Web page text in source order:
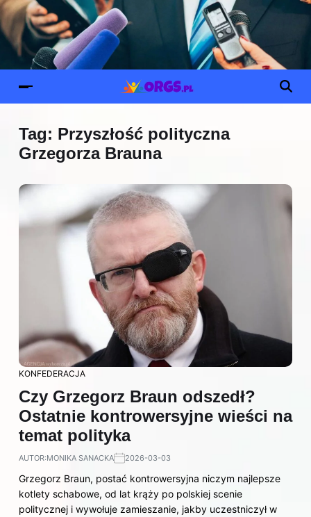
Tag: Przyszłość polityczna
Grzegorza Brauna
KONFEDERACJA
Czy Grzegorz Braun odszedł?
Ostatnie kontrowersyjne wieści na
temat polityka
AUTOR:MONIKA SANACKA 2026-03-03
Grzegorz Braun, postać kontrowersyjna niczym najlepsze
kotlety schabowe, od lat krąży po polskiej scenie
politycznej i wywołuje zamieszanie, jakby uczestniczył w